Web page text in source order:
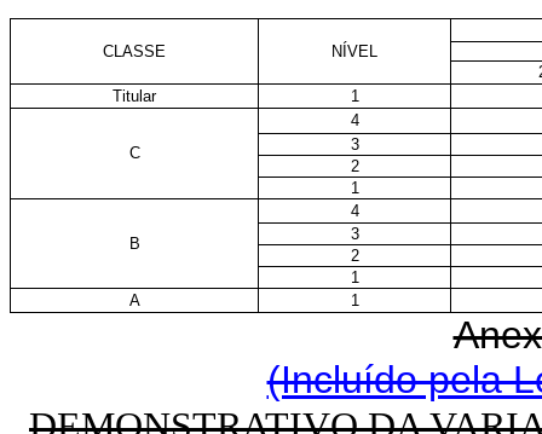
CLASSE
NÍVEL
Titular
1
C
4
3
2
1
B
4
3
2
1
A
1
(Incluído pela